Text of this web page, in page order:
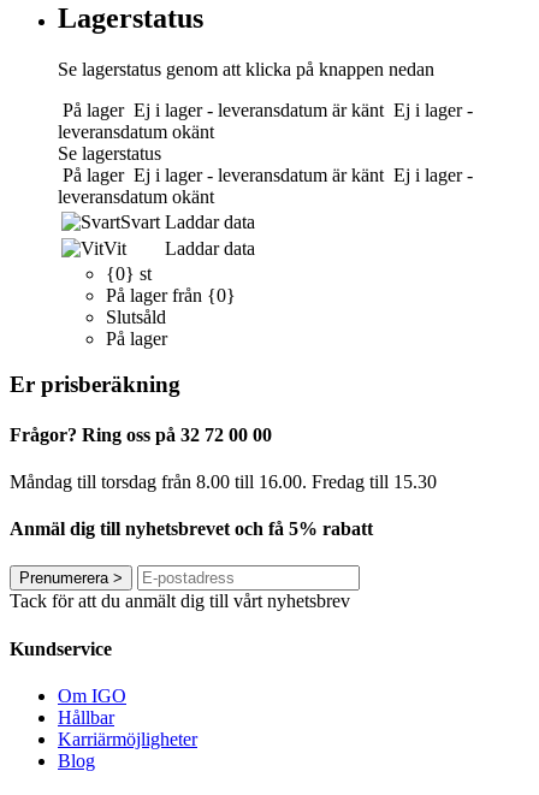
Lagerstatus
Se lagerstatus genom att klicka på knappen nedan
På lager Ej i lager - leveransdatum är känt Ej i lager -
leveransdatum okänt
Se lagerstatus
På lager Ej i lager - leveransdatum är känt Ej i lager -
leveransdatum okänt
Svart Laddar data
Vit
Laddar data
{0} st
På lager från {0}
Slutsåld
På lager
Er prisberäkning
Frågor? Ring oss på 32 72 00 00
Måndag till torsdag från 8.00 till 16.00. Fredag ​​till 15.30
Anmäl dig till nyhetsbrevet och få 5% rabatt
Prenumerera>
Tack för att du anmält dig till vårt nyhetsbrev
Kundservice
Om IGO
Hållbar
Karriärmöjligheter
Blog